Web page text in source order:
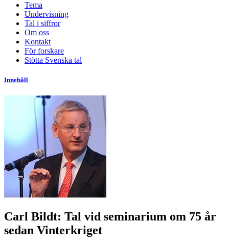
Tema
Undervisning
Tal i siffror
Om oss
Kontakt
För forskare
Stötta Svenska tal
Innehåll
Carl Bildt: Tal vid seminarium om 75 år
sedan Vinterkriget